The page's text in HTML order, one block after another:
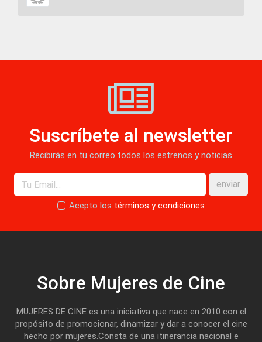
Suscríbete al newsletter
Recibirás en tu correo todos los estrenos y noticias
enviar
Acepto los términos y condiciones
Sobre Mujeres de Cine
MUJERES DE CINE es una iniciativa que nace en 2010 con el
propósito de promocionar, dinamizar y dar a conocer el cine
hecho por mujeres.Consta de una itinerancia nacional e